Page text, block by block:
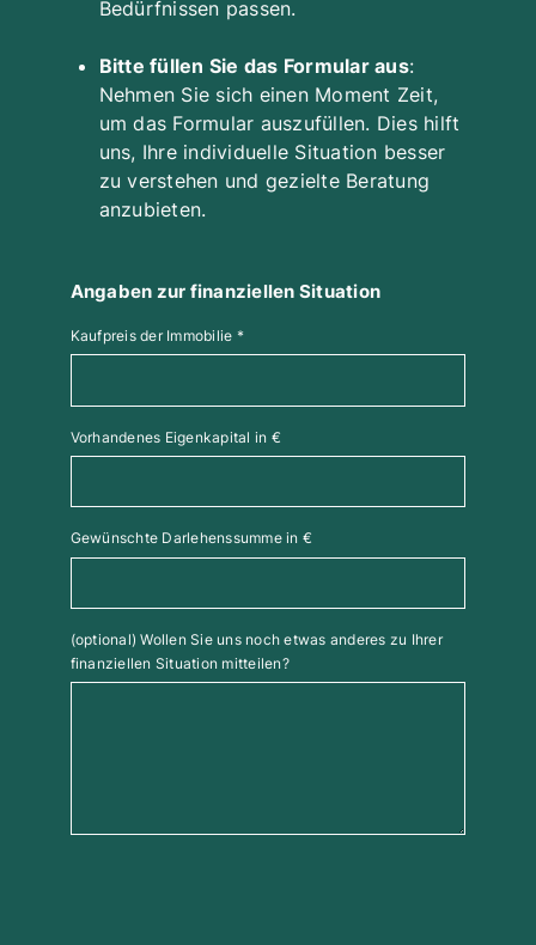
Bedürfnissen passen.
Bitte füllen Sie das Formular aus:
Nehmen Sie sich einen Moment Zeit,
um das Formular auszufüllen. Dies hilft
uns, Ihre individuelle Situation besser
zu verstehen und gezielte Beratung
anzubieten.
Angaben zur finanziellen Situation
Kaufpreis der Immobilie *
Vorhandenes Eigenkapital in €
Gewünschte Darlehenssumme in €
(optional) Wollen Sie uns noch etwas anderes zu Ihrer
finanziellen Situation mitteilen?